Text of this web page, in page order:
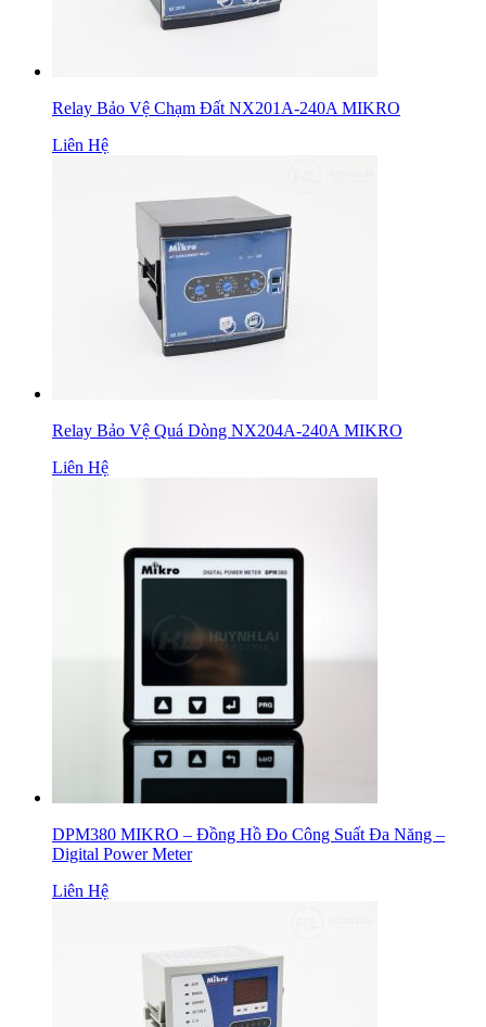
Relay Bảo Vệ Chạm Đất NX201A-240A MIKRO
Liên Hệ
Relay Bảo Vệ Quá Dòng NX204A-240A MIKRO
Liên Hệ
DPM380 MIKRO – Đồng Hồ Đo Công Suất Đa Năng –
Digital Power Meter
Liên Hệ